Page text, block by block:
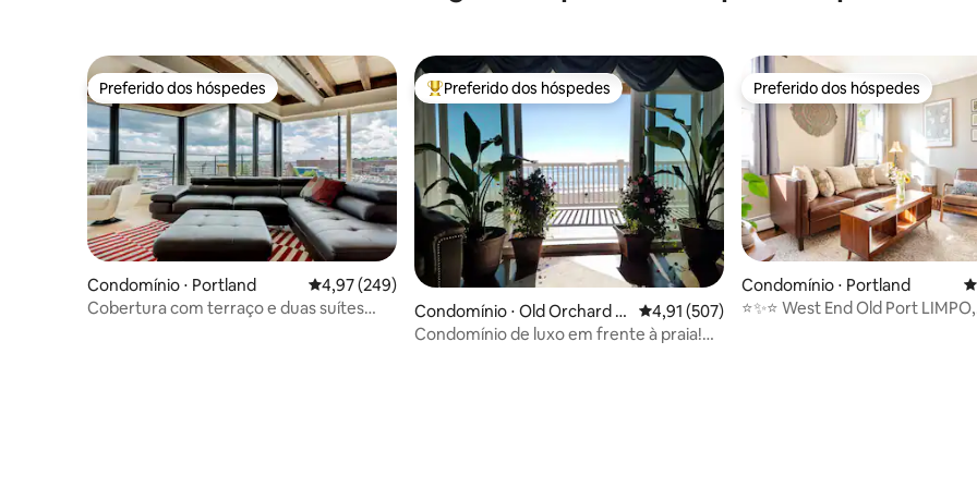
Preferido dos hóspedes
Preferido dos hóspedes
Condomínio ⋅ Portland 4,97 de uma avaliação média de 5, 249 avaliações
4,97 (249)
Cobertura com terraço e duas suítes
Entre os melhores preferidos dos hóspedes
Preferido dos hóspedes
Condomínio ⋅ Old Orchard B
each
4,91 de uma avaliação média de 5, 507
4,91 (507)
Condomínio de luxo em frente à praia!
Preferido dos hóspedes
Preferido dos hóspedes
Condomínio ⋅ Portland
⭐️✨⭐️ West End Old Port LIMPO,